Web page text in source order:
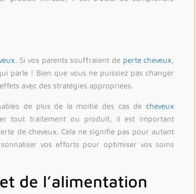
. Si vos parents souffraient de perte cheveux,
parle ! Bien que vous ne puissiez pas changer
avec des stratégies appropriées.
de plus de la moitié des cas de cheveux
tout traitement ou produit, il est important
de cheveux. Cela ne signifie pas pour autant
vos efforts pour optimiser vos soins
de l’alimentation